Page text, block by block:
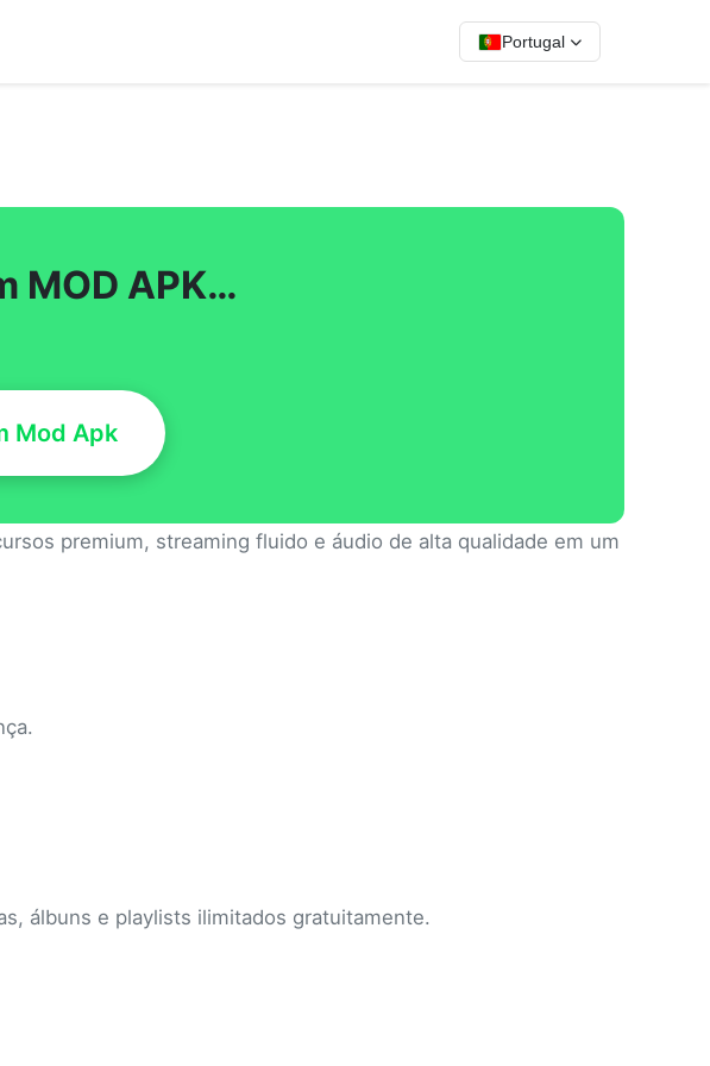
Portugal
MOD APK…
Mod Apk
premium, streaming fluido e áudio de alta qualidade em um
álbuns e playlists ilimitados gratuitamente.